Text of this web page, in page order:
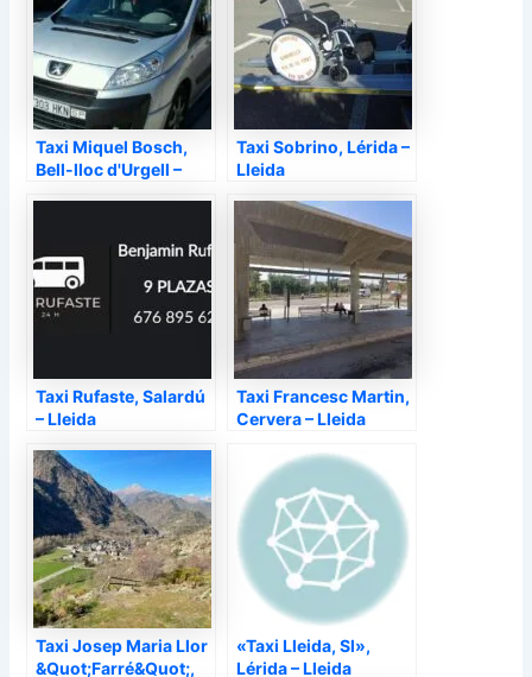
Taxi Miquel Bosch,
Bell-lloc d'Urgell –
Taxi Sobrino, Lérida –
Lleida
Taxi Rufaste, Salardú
– Lleida
Taxi Francesc Martin,
Cervera – Lleida
Taxi Josep Maria Llor
&Quot;Farré&Quot;,
«Taxi Lleida, Sl»,
Lérida – Lleida